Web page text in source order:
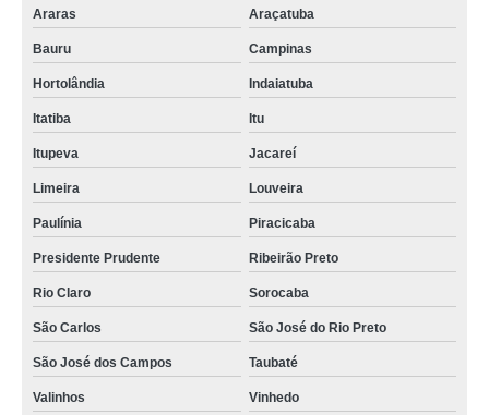
Araras Araçatuba
Bauru Campinas
Hortolândia Indaiatuba
Itatiba Itu
Itupeva Jacareí
Limeira Louveira
Paulínia Piracicaba
Presidente Prudente Ribeirão Preto
Rio Claro Sorocaba
São Carlos São José do Rio Preto
São José dos Campos Taubaté
Valinhos Vinhedo